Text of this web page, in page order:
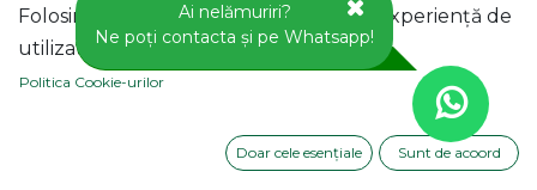
Folosim cookie-uri pentru a vă oferi o experiență de
utilizator mai bună pe acest site web.
Politica Cookie-urilor
Doar cele esențiale Sunt de acoord
Ai nelămuriri?
Ne poți contacta și pe Whatsapp!